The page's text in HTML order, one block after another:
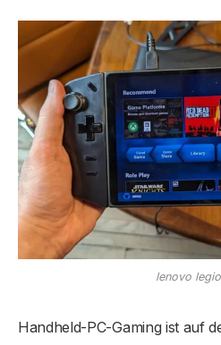
lenovo
Handheld-PC-Gaming ist auf